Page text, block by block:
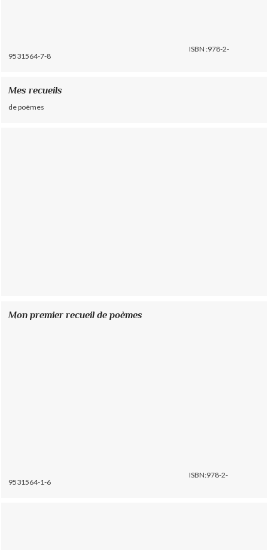
ISBN :978-2-
9531564-7-8
Mes recueils
de poèmes
Mon premier recueil de poèmes
ISBN:978-2-
9531564-1-6